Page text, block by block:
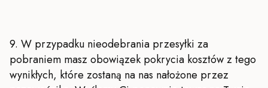
9. W przypadku nieodebrania przesyłki za
pobraniem masz obowiązek pokrycia kosztów z tego
wynikłych, które zostaną na nas nałożone przez